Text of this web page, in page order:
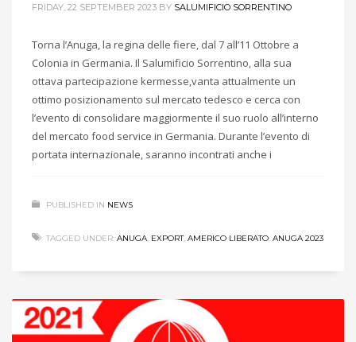
FRIDAY, 22 SEPTEMBER 2023 BY SALUMIFICIO SORRENTINO
Torna l’Anuga, la regina delle fiere, dal 7 all’11 Ottobre a
Colonia in Germania. Il Salumificio Sorrentino, alla sua
ottava partecipazione kermesse,vanta attualmente un
ottimo posizionamento sul mercato tedesco e cerca con
l’evento di consolidare maggiormente il suo ruolo all’interno
del mercato food service in Germania. Durante l’evento di
portata internazionale, saranno incontrati anche i
PUBLISHED IN NEWS
TAGGED UNDER: ANUGA, EXPORT, AMERICO LIBERATO, ANUGA 2023